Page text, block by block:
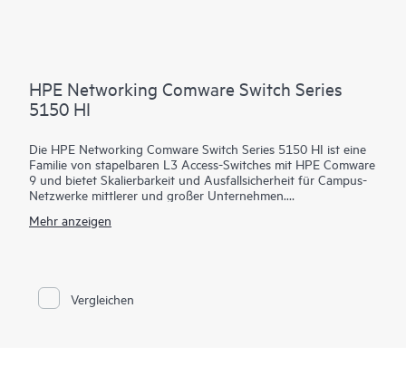
HPE Networking Comware Switch Series
5150 HI
Die HPE Networking Comware Switch Series 5150 HI ist eine
Familie von stapelbaren L3 Access-Switches mit HPE Comware
9 und bietet Skalierbarkeit und Ausfallsicherheit für Campus-
Netzwerke mittlerer und großer Unternehmen.
Mit 24 oder 48 MACsec-256-fähigen 1-GbE-Downlink-Ports, 6
Server und IoT Geräte. Intelligent Resilient Fabric (IRF) mit bis
zu 9 gestapelten Mitgliedern sorgt für Skalierbarkeit und hohe
Mehr anzeigen
Vergleichen